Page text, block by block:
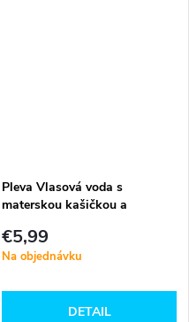
Pleva Vlasová voda s
materskou kašičkou a
€5,99
Na objednávku
DETAIL